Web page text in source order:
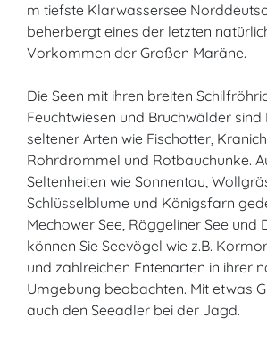
m tiefste Klarwassersee
beherbergt eines der letzten
Vorkommen der Großen Maräne.
Die Seen mit ihren breiten
Feuchtwiesen und Bruchwälder
seltener Arten wie Fischotter,
Rohrdrommel und Rotbauchunke.
Seltenheiten wie Sonnentau,
Schlüsselblume und Königsfarn
Mechower See, Röggeliner See und
können Sie Seevögel wie z.B.
und zahlreichen Entenarten in ihrer
Umgebung beobachten. Mit etwas
auch den Seeadler bei der Jagd.